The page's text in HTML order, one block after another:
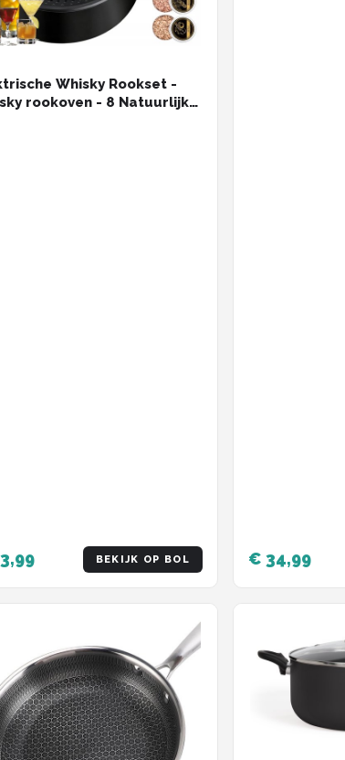
Whisky Rookset -
rookoven - 8 Natuurlijke
BEKIJK OP BOL € 34,99